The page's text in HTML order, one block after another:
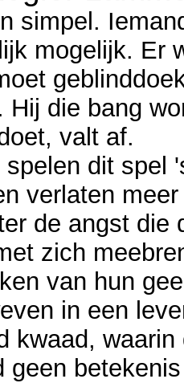
simpel.
mogelijk. Er
Hij die bang
valt af.
dit spel
verlaten
de angst die
zich
van hun
in een
kwaad,
geen